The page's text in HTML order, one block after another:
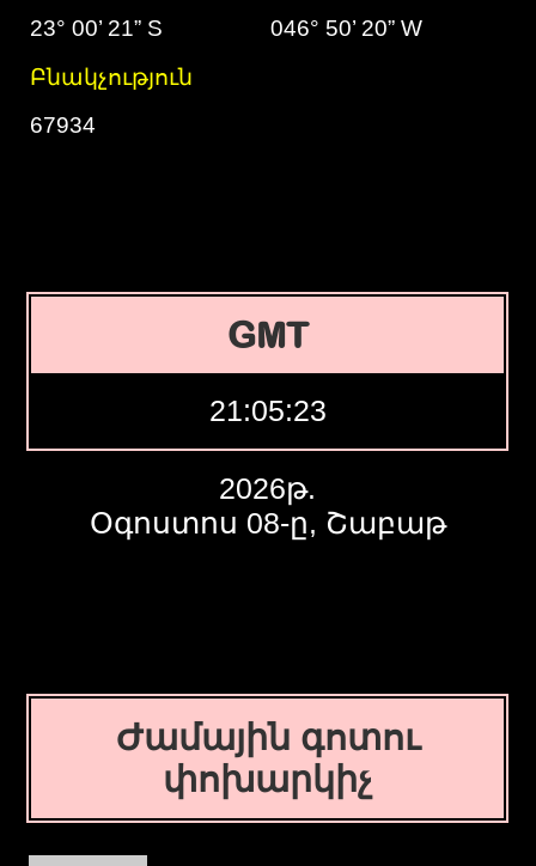
23° 00’ 21” S
046° 50’ 20” W
Բնակչություն
67934
GMT
21:05:24
2026թ.
Օգոստոս 08-ը, Շաբաթ
Ժամային գոտու
փոխարկիչ